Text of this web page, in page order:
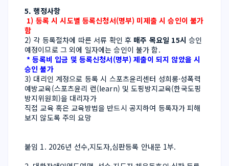
5. 행정사항
함
2) 각 등록절차에 따른 서류 확인 후 매주 목요일 15시 승인
예정이므로 그 외에 일자에는 승인이 불가 함.
* 등록비 입금 및 등록신청서(명부) 제출이 되지 않았을 시
승인 불가
3) 대리인 계정으로 등록 시 스포츠윤리센터 성희롱·성폭력
예방교육(스포츠윤리 런(learn) 및 도핑방지교육(한국도핑
방지위원회)을 대리자가
직접 교육 혹은 교육방법을 반드시 공지하여 등록자가 피해
보지 않도록 주의 요망
붙임 1. 2026년 선수,지도자,심판등록 안내문 1부.